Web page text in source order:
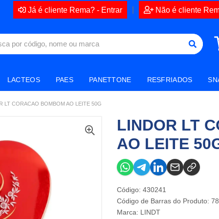
Já é cliente Rema? - Entrar Não é cliente
LACTEOS PAES PANETTONE RESFRIADOS
LT CORACAO BOMBOM AO LEITE 50G
LINDOR LT
AO LEITE
Código: 430241
Código de Barras do Produto:
Marca: LINDT